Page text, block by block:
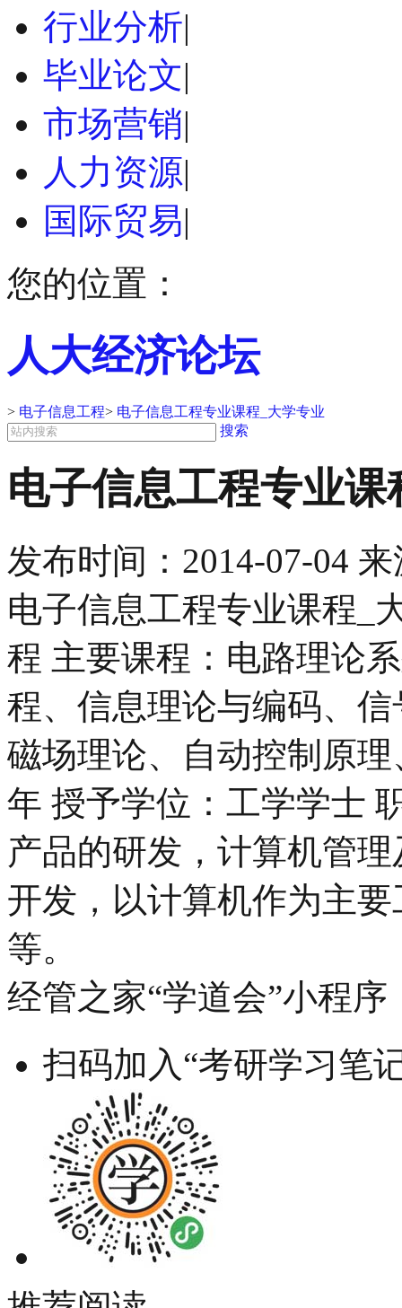
行业分析|
毕业论文|
市场营销|
人力资源|
国际贸易|
您的位置：
人大经济论坛
> 电子信息工程> 电子信息工程专业课程_大学专业
搜索
电子信息工程专业课
发布时间： 2014-07-04 来
电子信息工程专业课程_
程 主要课程：电路理论
程、信息理论与编码、
磁场理论、自动控制原
年 授予学位：工学学士
产品的研发，计算机管
开发，以计算机作为主
等。
经管之家“学道会”小程序
扫码加入“考研学习笔